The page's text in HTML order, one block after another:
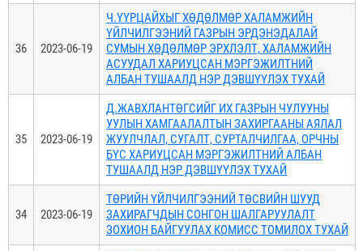
36 2023-06-19
Ч.ҮҮРЦАЙХЫГ ХӨДӨЛМӨР ХАЛАМЖИЙН
ҮЙЛЧИЛГЭЭНИЙ ГАЗРЫН ЭРДЭНЭДАЛАЙ
СУМЫН ХӨДӨЛМӨР ЭРХЛЭЛТ, ХАЛАМЖИЙН
АСУУДАЛ ХАРИУЦСАН МЭРГЭЖИЛТНИЙ
АЛБАН ТУШААЛД НЭР ДЭВШҮҮЛЭХ ТУХАЙ
35 2023-06-19
Д.ЖАВХЛАНТӨГСИЙГ ИХ ГАЗРЫН ЧУЛУУНЫ
УУЛЫН ХАМГААЛАЛТЫН ЗАХИРГААНЫ АЯЛАЛ
ЖУУЛЧЛАЛ, СУГАЛТ, СУРТАЛЧИЛГАА, ОРЧНЫ
БҮС ХАРИУЦСАН МЭРГЭЖИЛТНИЙ АЛБАН
ТУШААЛД НЭР ДЭВШҮҮЛЭХ ТУХАЙ
34 2023-06-19
ТӨРИЙН ҮЙЛЧИЛГЭЭНИЙ ТӨСВИЙН ШУУД
ЗАХИРАГЧДЫН СОНГОН ШАЛГАРУУЛАЛТ
ЗОХИОН БАЙГУУЛАХ КОМИСС ТОМИЛОХ ТУХАЙ